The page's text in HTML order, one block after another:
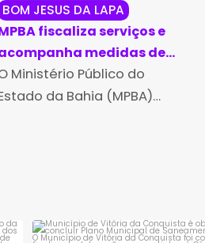
BOM JESUS DA LAPA
fiscaliza serviços e
medidas de
durante Romaria
Bom Jesus da Lapa
Ministério Público do
da Bahia (MPBA)
Município de Vitória da